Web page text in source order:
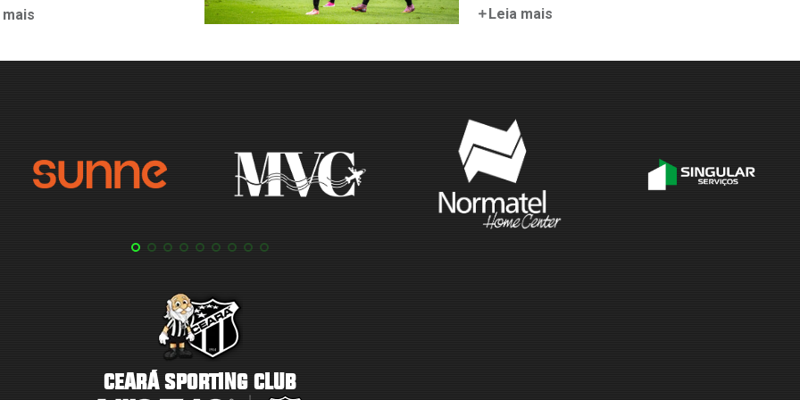
Leia mais
CEARÁ SPORTING CLUB